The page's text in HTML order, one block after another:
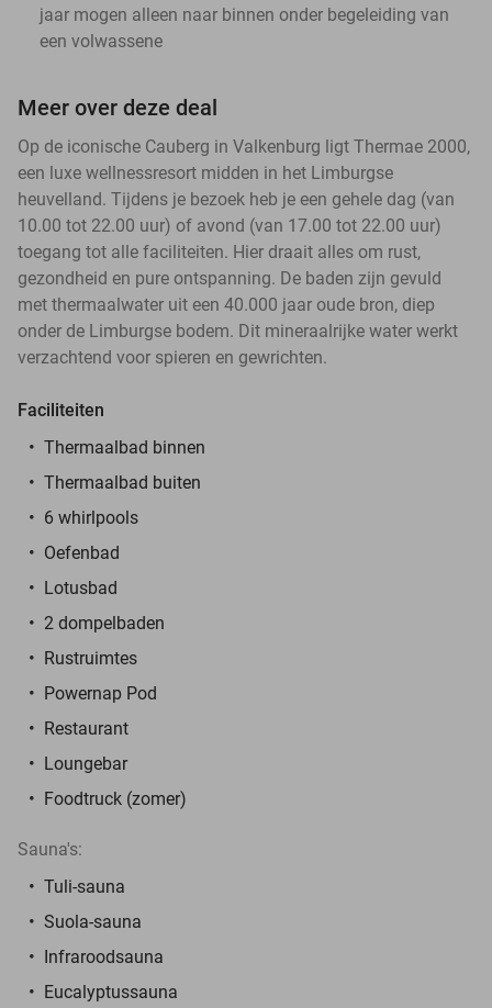
jaar mogen alleen naar binnen onder begeleiding van
een volwassene
Meer over deze deal
Op de iconische Cauberg in Valkenburg ligt Thermae 2000,
een luxe wellnessresort midden in het Limburgse
heuvelland. Tijdens je bezoek heb je een gehele dag (van
10.00 tot 22.00 uur) of avond (van 17.00 tot 22.00 uur)
toegang tot alle faciliteiten. Hier draait alles om rust,
gezondheid en pure ontspanning. De baden zijn gevuld
met thermaalwater uit een 40.000 jaar oude bron, diep
onder de Limburgse bodem. Dit mineraalrijke water werkt
verzachtend voor spieren en gewrichten.
Faciliteiten
Thermaalbad binnen
Thermaalbad buiten
6 whirlpools
Oefenbad
Lotusbad
2 dompelbaden
Rustruimtes
Powernap Pod
Restaurant
Loungebar
Foodtruck (zomer)
Sauna's:
Tuli-sauna
Suola-sauna
Infraroodsauna
Eucalyptussauna